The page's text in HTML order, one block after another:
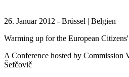
26. Januar 2012 - Brüssel | Belgien
Warming up for the European
A Conference hosted by Commission
Šefčovič